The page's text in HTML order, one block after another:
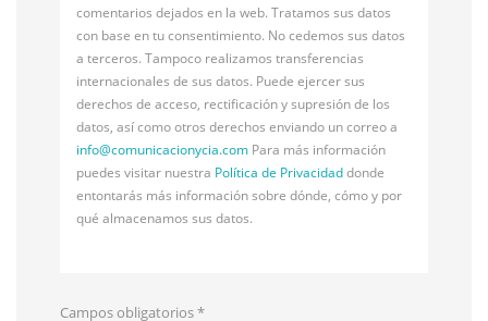
comentarios dejados en la web. Tratamos sus datos
con base en tu consentimiento. No cedemos sus datos
a terceros. Tampoco realizamos transferencias
internacionales de sus datos. Puede ejercer sus
derechos de acceso, rectificación y supresión de los
datos, así como otros derechos enviando un correo a
info@comunicacionycia.com Para más información
puedes visitar nuestra Política de Privacidaddonde
entontarás más información sobre dónde, cómo y por
qué almacenamos sus datos.
Campos obligatorios*